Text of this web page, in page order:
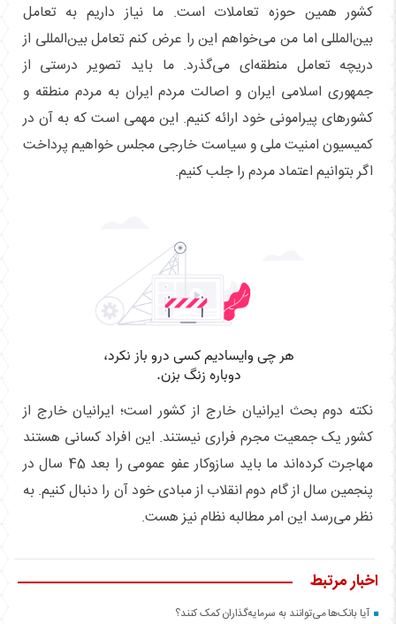
کشور همین حوزه تعاملات است. ما نیاز داریم به تعامل
بین‌المللی اما من می‌خواهم این را عرض کنم تعامل بین‌المللی از
دریچه تعامل منطقه‌ای می‌گذرد. ما باید تصویر درستی از
جمهوری اسلامی ایران و اصالت مردم ایران به مردم منطقه و
کشورهای پیرامونی خود ارائه کنیم. این مهمی است که به آن در
کمیسیون امنیت ملی و سیاست خارجی مجلس خواهیم پرداخت
اگر بتوانیم اعتماد مردم را جلب کنیم.
نکته دوم بحث ایرانیان خارج از کشور است؛ ایرانیان خارج از
کشور یک جمعیت مجرم فراری نیستند. این افراد کسانی هستند
مهاجرت کرده‌اند ما باید سازوکار عفو عمومی را بعد 45 سال در
پنجمین سال از گام دوم انقلاب از مبادی خود آن را دنبال کنیم. به
نظر می‌رسد این امر مطالبه نظام نیز هست.
اخبار مرتبط
آیا بانک‌ها می‌توانند به سرمایه‌گذاران کمک کنند؟